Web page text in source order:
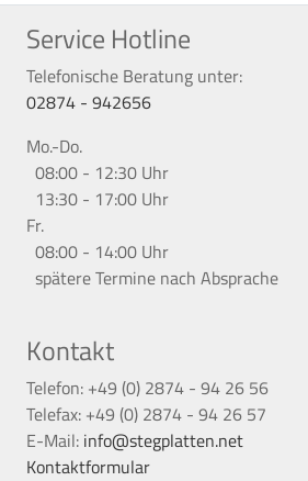
Service Hotline
Telefonische Beratung unter:
02874 - 942656
Mo.-Do.
08:00 - 12:30 Uhr
13:30 - 17:00 Uhr
Fr.
08:00 - 14:00 Uhr
spätere Termine nach Absprache
Kontakt
Telefon: +49 (0) 2874 - 94 26 56
Telefax: +49 (0) 2874 - 94 26 57
E-Mail: info@stegplatten.net
Kontaktformular